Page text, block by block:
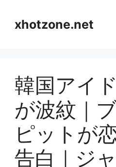
contentxhotzone.net
韓国アイ
が波紋｜
ピットが
告白｜ジ